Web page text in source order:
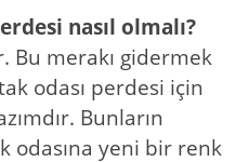
nasıl olmalı?
Bu merakı gidermek
odası perdesi için
Bunların
odasına yeni bir renk